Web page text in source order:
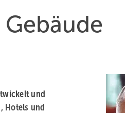
und
Hotels und